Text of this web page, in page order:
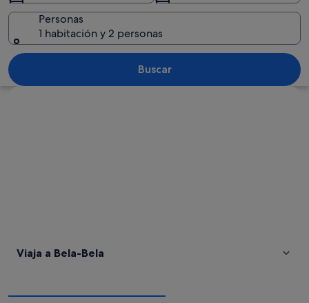
Una piscina con gente, un tobogán
Personas
1 habitación y 2 personas
Buscar
Viaja a Bela-Bela